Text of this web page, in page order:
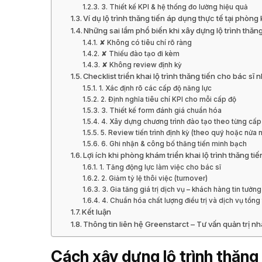
3. Thiết kế KPI & hệ thống đo lường hiệu quả
Ví dụ lộ trình thăng tiến áp dụng thực tế tại phòng
Những sai lầm phổ biến khi xây dựng lộ trình
✘ Không có tiêu chí rõ ràng
✘ Thiếu đào tạo đi kèm
✘ Không review định kỳ
Checklist triển khai lộ trình thăng tiến cho bác sĩ
1. Xác định rõ các cấp độ năng lực
2. Định nghĩa tiêu chí KPI cho mỗi cấp độ
3. Thiết kế form đánh giá chuẩn hóa
4. Xây dựng chương trình đào tạo theo từng cấp
5. Review tiến trình định kỳ (theo quý hoặc nửa
6. Ghi nhận & công bố thăng tiến minh bạch
Lợi ích khi phòng khám triển khai lộ trình thăng
1. Tăng động lực làm việc cho bác sĩ
2. Giảm tỷ lệ thôi việc (turnover)
3. Gia tăng giá trị dịch vụ – khách hàng tin
4. Chuẩn hóa chất lượng điều trị và dịch vụ tổng
Kết luận
Thông tin liên hệ Greenstarct – Tư vấn quản trị
Cách xây dựng lộ trình